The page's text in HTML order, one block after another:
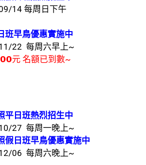
14 每周日下午
班早鳥優惠實施中
22 每周六早上~
元 名額已到數~
平日班熱烈招生中
27 每周一晚上~
假日班早鳥優惠實施中
06 每周六晚上~